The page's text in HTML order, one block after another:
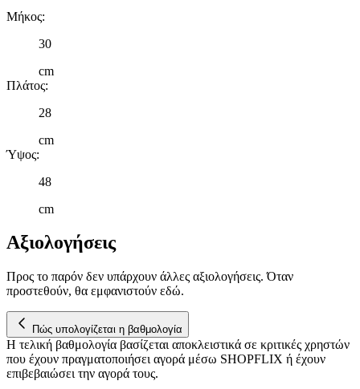
διαφημίσεις και περιεχόμενο, την καλύτερη εικόνα του κοινού
μας και την ανάπτυξη προϊόντων. Επίσης, κοινοποιούμε
πληροφορίες σχετικά με την από μέρους σας χρήση της
δικτύωσης, διαφημίσεων και ανάλυσης.
Μήκος:
30
cm
Πλάτος:
28
cm
Ύψος:
48
cm
Αξιολογήσεις
Προς το παρόν δεν υπάρχουν άλλες αξιολογήσεις. Όταν
προστεθούν, θα εμφανιστούν εδώ.
Πώς υπολογίζεται η βαθμολογία
Η τελική βαθμολογία βασίζεται αποκλειστικά σε κριτικές χρηστών
που έχουν πραγματοποιήσει αγορά μέσω SHOPFLIX ή έχουν
επιβεβαιώσει την αγορά τους.